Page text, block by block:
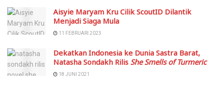
Aisyie Maryam Kru Cilik ScoutID Dilantik
Menjadi Siaga Mula
11 FEBRUARI 2023
Dekatkan Indonesia ke Dunia Sastra Barat,
Natasha Sondakh Rilis She Smells of Turmeric
18 JUNI 2021